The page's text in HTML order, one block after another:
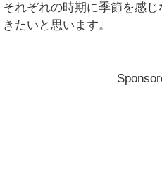
それぞれの時期に季節を感
きたいと思います。